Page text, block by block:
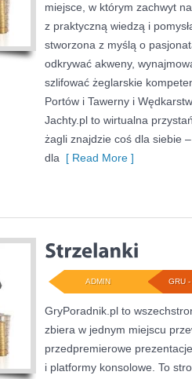
miejsce, w którym zachwyt
z praktyczną wiedzą i
stworzona z myślą o
odkrywać akweny,
szlifować żeglarskie
Portów i Tawerny i
Jachty.pl to wirtualna
żagli znajdzie coś dla siebie
dla [ Read More ]
GRU
ADMIN
GryPoradnik.pl to
zbiera w jednym miejscu
przedpremierowe
i platformy konsolowe. To